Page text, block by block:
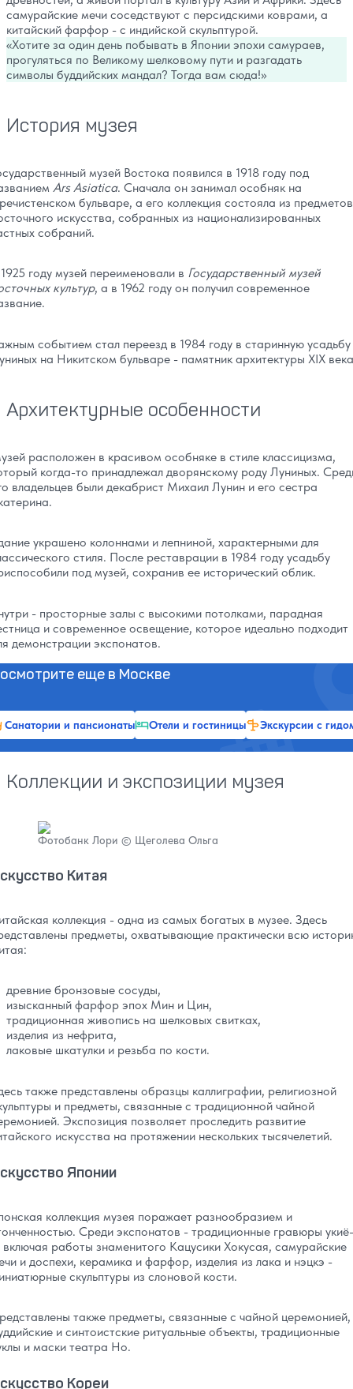
самурайские мечи соседствуют с персидскими коврами, а
китайский фарфор - с индийской скульптурой.
Хотите за один день побывать в Японии эпохи самураев,
прогуляться по Великому шелковому пути и разгадать
символы буддийских мандал? Тогда вам сюда!
История музея
музей Востока появился в 1918 году под
Ars Asiatica. Сначала он занимал особняк на
бульваре, а его коллекция состояла из предметов
искусства, собранных из национализированных
собраний.
году музей переименовали в Государственный музей
культур, а в 1962 году он получил современное
событием стал переезд в 1984 году в старинную усадьбу
на Никитском бульваре - памятник архитектуры XIX
Архитектурные особенности
расположен в красивом особняке в стиле классицизма,
когда-то принадлежал дворянскому роду Луниных.
владельцев были декабрист Михаил Лунин и его сестра
украшено колоннами и лепниной, характерными для
стиля. После реставрации в 1984 году усадьбу
под музей, сохранив ее исторический облик.
- просторные залы с высокими потолками, парадная
и современное освещение, которое идеально подходит
демонстрации экспонатов.
еще в Москве
Санатории и пансионаты Отели и гостиницы Экскурсии с
Коллекции и экспозиции музея
Фотобанк Лори © Щеголева Ольга
Китая
коллекция - одна из самых богатых в музее. Здесь
предметы, охватывающие практически всю
древние бронзовые сосуды,
изысканный фарфор эпох Мин и Цин,
традиционная живопись на шелковых свитках,
изделия из нефрита,
лаковые шкатулки и резьба по кости.
также представлены образцы каллиграфии, религиозной
и предметы, связанные с традиционной чайной
Экспозиция позволяет проследить развитие
искусства на протяжении нескольких тысячелетий.
Японии
коллекция музея поражает разнообразием и
Среди экспонатов - традиционные гравюры укиё-
включая работы знаменитого Кацусики Хокусая, самурайские
и доспехи, керамика и фарфор, изделия из лака и нэцкэ -
скульптуры из слоновой кости.
также предметы, связанные с чайной церемонией,
и синтоистские ритуальные объекты, традиционные
и маски театра Но.
Кореи